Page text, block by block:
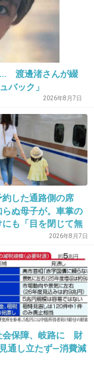
+17 -0
てくれるかも
情入れるのが
万円（平均
で唯一の200
… 渡邊渚さんが綴
バック」
2026年8月7日
した通路側の席
らぬ母子が。車掌の
にも「目を閉じて無
居座られました。無
れた席は、結局“や
ち”になってしまう
うか？
2026年8月7日
会保障、岐路に 財
通し立たず―消費減